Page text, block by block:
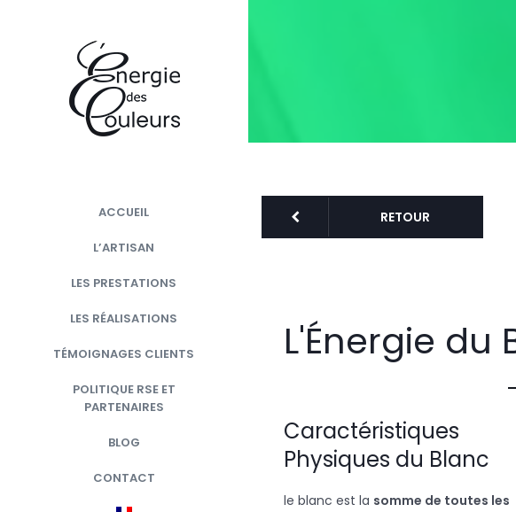
ACCUEIL
L’ARTISAN
LES PRESTATIONS
LES RÉALISATIONS
TÉMOIGNAGES CLIENTS
POLITIQUE RSE ET
PARTENAIRES
BLOG
CONTACT
RETOUR
L'Énergie du
Caractéristiques
Physiques du Blanc
le blanc est la somme de toutes les